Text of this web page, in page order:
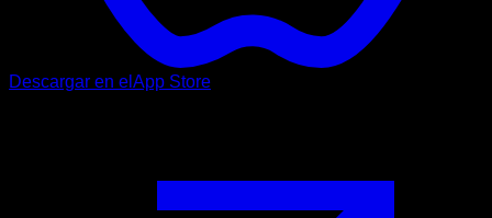
Descargar en el App Store